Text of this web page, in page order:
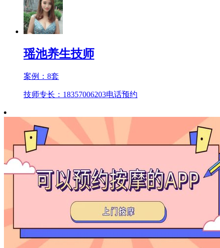
瑶池养生技师
案例： 8套
技师专长：18357006203电话预约